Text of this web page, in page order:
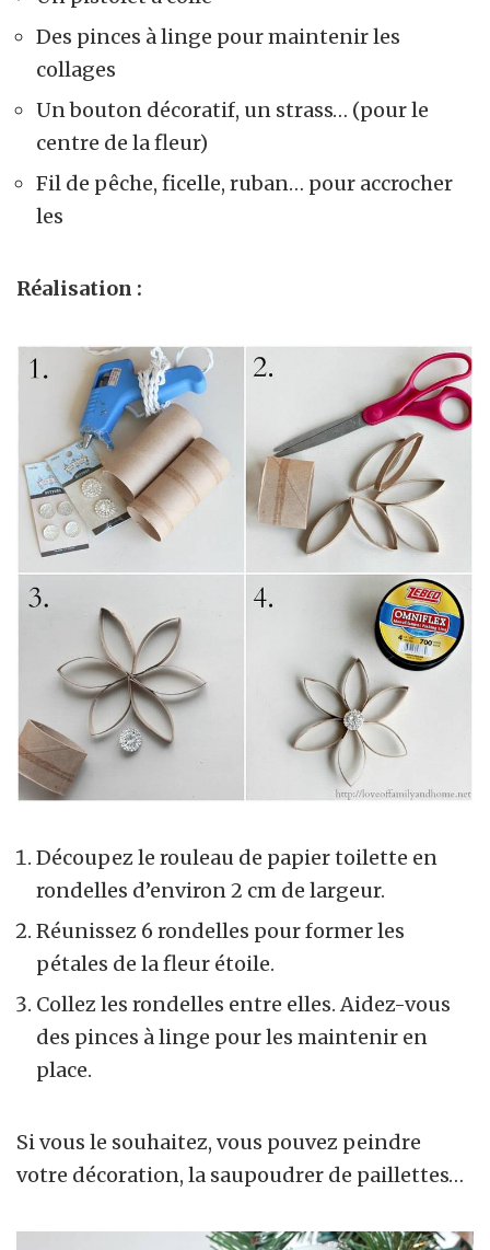
Des pinces à linge pour maintenir les
collages
Un bouton décoratif, un strass… (pour le
centre de la fleur)
Fil de pêche, ficelle, ruban… pour accrocher
les
Réalisation :
Découpez le rouleau de papier toilette en
rondelles d’environ 2 cm de largeur.
Réunissez 6 rondelles pour former les
pétales de la fleur étoile.
Collez les rondelles entre elles. Aidez-vous
des pinces à linge pour les maintenir en
place.
Si vous le souhaitez, vous pouvez peindre
votre décoration, la saupoudrer de paillettes…